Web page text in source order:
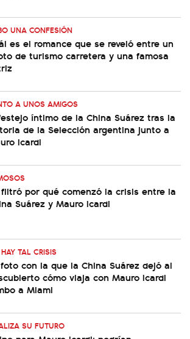
UNA CONFESIÓN
es el romance que se reveló entre un
de turismo carretera y una famosa
A UNOS AMIGOS
íntimo de la China Suárez tras la
de la Selección argentina junto a
Icardi
por qué comenzó la crisis entre la
Suárez y Mauro Icardi
TAL CRISIS
con la que la China Suárez dejó al
cómo viaja con Mauro Icardi
a Miami
SU FUTURO